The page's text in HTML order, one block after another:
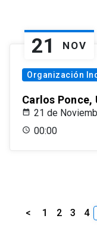
21 NOV
Organización
Carlos Ponce,
21 de
00:00
< 1 2 3 4